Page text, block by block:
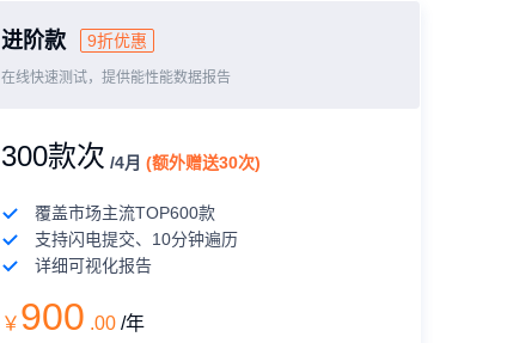
进阶款 9折优惠
在线快速测试，提供能性能数据报告
300款次 /4月 (额外赠送30次)
覆盖市场主流TOP600款
支持闪电提交、10分钟遍历
详细可视化报告
￥ 900 .00 /年